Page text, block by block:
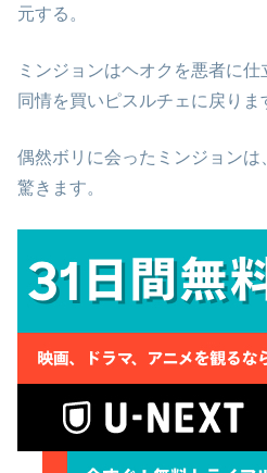
元する。
ミンジョンはヘオクを悪者に
同情を買いピスルチェに戻りま
偶然ボリに会ったミンジョンは
驚きます。